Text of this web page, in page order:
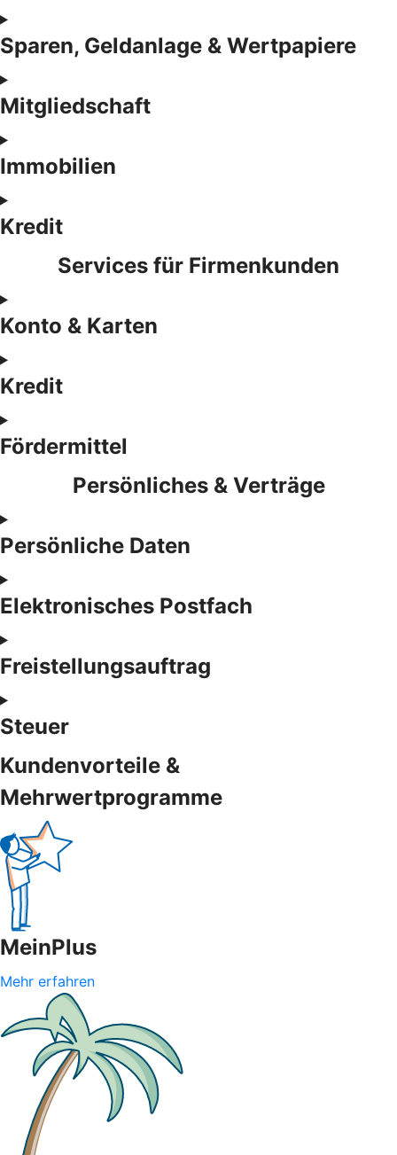
Sparen, Geldanlage & Wertpapiere
Mitgliedschaft
Immobilien
Kredit
Services für Firmenkunden
Konto & Karten
Kredit
Fördermittel
Persönliches & Verträge
Persönliche Daten
Elektronisches Postfach
Freistellungsauftrag
Steuer
Kundenvorteile &
Mehrwertprogramme
MeinPlus
Mehr erfahren